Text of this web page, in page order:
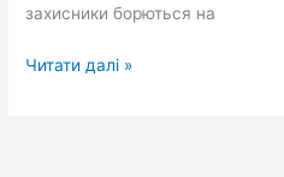
захисники борються на
Читати далі »